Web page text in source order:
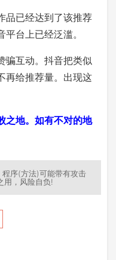
品已经达到了该推荐
台上已经泛滥。
骗互动。抖音把类似
再给推荐量。出现这
之地。如有不对的地
序(方法)可能带有攻击
用，风险自负!